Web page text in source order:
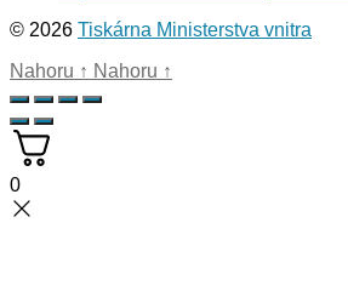
© 2026 Tiskárna Ministerstva vnitra
Nahoru ↑ Nahoru ↑
0